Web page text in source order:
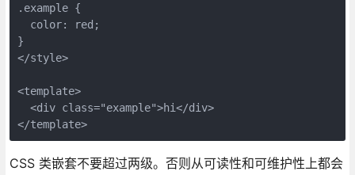
.example {
  color: red;
}
</style>
<template>
  <div class="example">hi</div>
</template>
CSS 类嵌套不要超过两级。否则从可读性和可维护性上都会